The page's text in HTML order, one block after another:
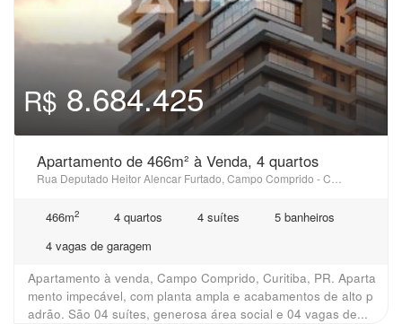
R$8.684.425
Apartamento de 466m² à Venda, 4 quartos
466m2 4 quartos 4 suítes
5 banheiros
4 vagas de garagem
Apartamento à venda, Campo Comprido, Curitiba, PR. Aparta
mento impecável, com planta ampla e acabamentos de alto p
adrão. São 04 suítes, generosa área social e 04 vagas de...